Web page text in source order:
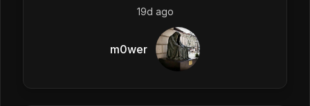
19d ago
m0wer